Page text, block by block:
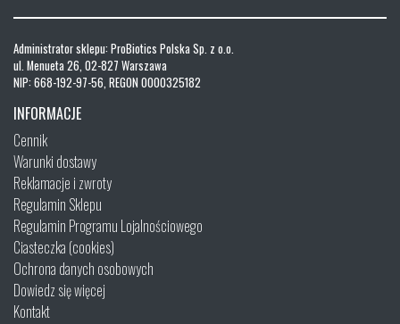
Administrator sklepu: ProBiotics Polska Sp. z o.o.
ul. Menueta 26, 02-827 Warszawa
NIP: 668-192-97-56, REGON 0000325182
INFORMACJE
Cennik
Warunki dostawy
Reklamacje i zwroty
Regulamin Sklepu
Regulamin Programu Lojalnościowego
Ciasteczka (cookies)
Ochrona danych osobowych
Dowiedz się więcej
Kontakt